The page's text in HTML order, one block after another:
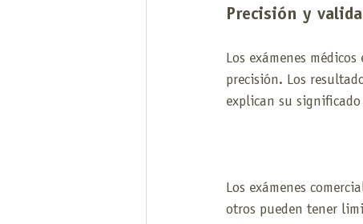
Precisión y
Los exámenes
precisión. Los
explican su significado
Los exámenes
otros pueden tener